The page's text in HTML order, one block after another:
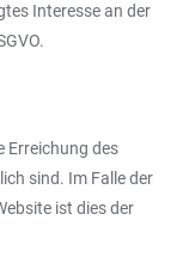
Interesse an der
Erreichung des
sind. Im Falle der
ist dies der